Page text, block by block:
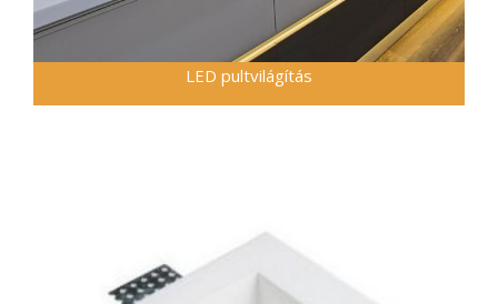
LED pultvilágítás